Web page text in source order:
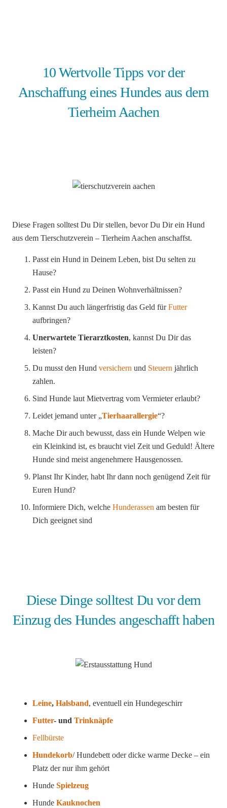
10 Wertvolle Tipps vor der
Anschaffung eines Hundes aus dem
Tierheim Aachen
Diese Fragen solltest Du Dir stellen, bevor Du Dir ein Hund
aus dem Tierschutzverein – Tierheim Aachen anschaffst.
Passt ein Hund in Deinem Leben, bist Du selten zu
Hause?
Passt ein Hund zu Deinen Wohnverhältnissen?
Kannst Du auch längerfristig das Geld fürFutter
aufbringen?
Unerwartete Tierarztkosten, kannst Du Dir das
leisten?
Du musst den Hund versichern und Steuern jährlich
zahlen.
Sind Hunde laut Mietvertrag vom Vermieter erlaubt?
Leidet jemand unter „Tierhaarallergie“?
Mache Dir auch bewusst, dass ein Hunde Welpen wie
ein Kleinkind ist, es braucht viel Zeit und Geduld! Ältere
Hunde sind meist angenehmere Hausgenossen.
Planst Ihr Kinder, habt Ihr dann noch genügend Zeit für
Euren Hund?
Informiere Dich, welche Hunderassen am besten für
Dich geeignet sind
Diese Dinge solltest Du vor dem
Einzug des Hundes angeschafft haben
Leine, Halsband, eventuell ein Hundegeschirr
Futter- und Trinknäpfe
Fellbürste
Hundekorb/ Hundebett oder dicke warme Decke – ein
Platz der nur ihm gehört
Hunde Spielzeug
Hunde Kauknochen